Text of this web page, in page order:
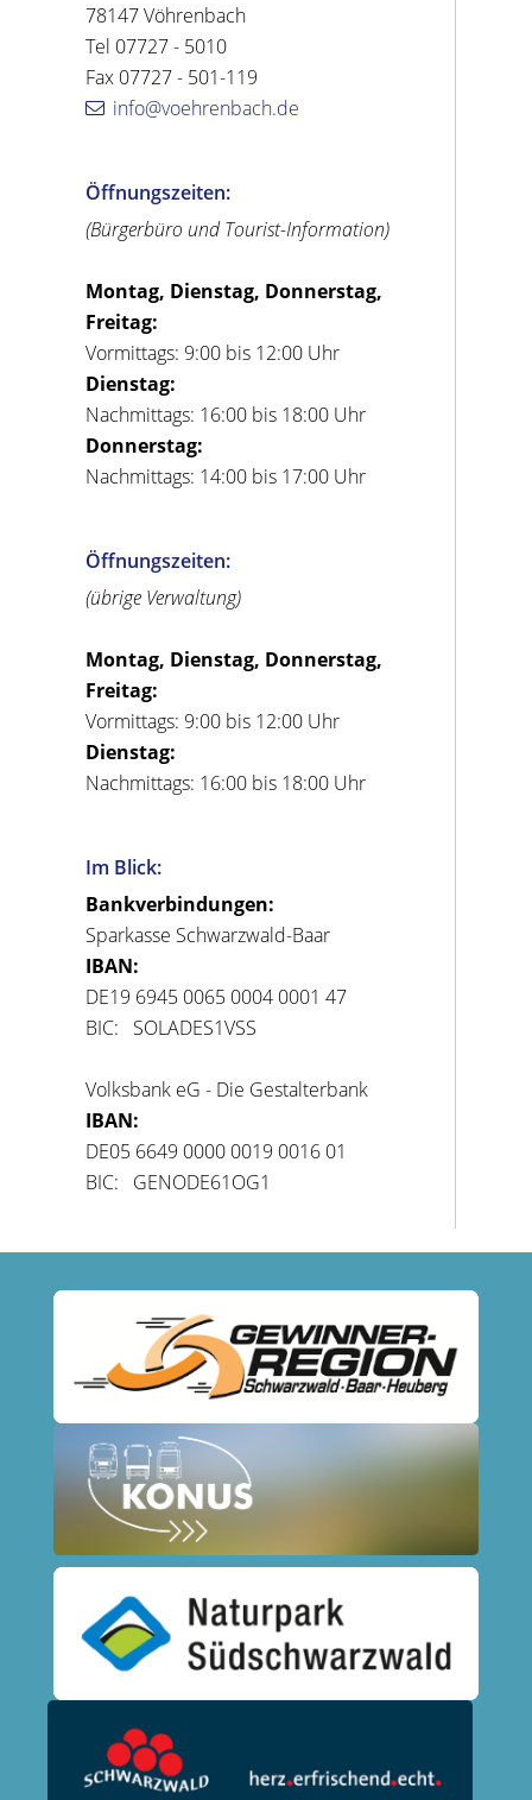
78147 Vöhrenbach
Tel 07727 - 5010
Fax 07727 - 501-119
info@voehrenbach.de
Öffnungszeiten:
(Bürgerbüro und Tourist-Information)
Montag, Dienstag, Donnerstag,
Freitag:
Vormittags: 9:00 bis 12:00 Uhr
Dienstag:
Nachmittags: 16:00 bis 18:00 Uhr
Donnerstag:
Nachmittags: 14:00 bis 17:00 Uhr
Öffnungszeiten:
(übrige Verwaltung)
Montag, Dienstag, Donnerstag,
Freitag:
Vormittags: 9:00 bis 12:00 Uhr
Dienstag:
Nachmittags: 16:00 bis 18:00 Uhr
Im Blick:
Bankverbindungen:
Sparkasse Schwarzwald-Baar
IBAN:
DE19 6945 0065 0004 0001 47
BIC: SOLADES1VSS
Volksbank eG - Die Gestalterbank
IBAN:
DE05 6649 0000 0019 0016 01
BIC: GENODE61OG1